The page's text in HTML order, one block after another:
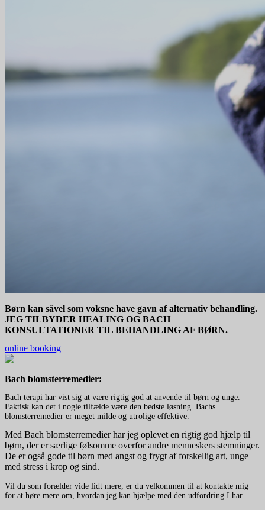
Børn kan såvel som voksne have gavn af alternativ behandling.
JEG TILBYDER HEALING OG BACH
KONSULTATIONER TIL BEHANDLING AF BØRN.
online booking
Bach blomsterremedier:
Bach terapi har vist sig at være rigtig god at anvende til børn og unge.
Faktisk kan det i nogle tilfælde være den bedste løsning. Bachs
blomsterremedier er meget milde og utrolige effektive.
Med Bach blomsterremedier har jeg oplevet en rigtig god hjælp til
børn, der er særlige følsomme overfor andre menneskers stemninger.
De er også gode til børn med angst og frygt af forskellig art, unge
med stress i krop og sind.
Vil du som forælder vide lidt mere, er du velkommen til at kontakte mig
for at høre mere om, hvordan jeg kan hjælpe med den udfordring I har.